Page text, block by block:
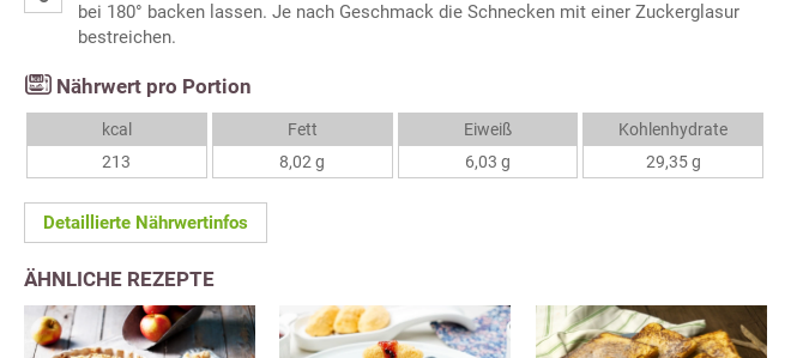
bei 180° backen lassen. Je nach Geschmack die Schnecken mit einer Zuckerglasur
bestreichen.
Nährwert pro Portion
kcal
213
Fett
8,02 g
Eiweiß
6,03 g
Kohlenhydrate
29,35 g
Detaillierte Nährwertinfos
ÄHNLICHE REZEPTE